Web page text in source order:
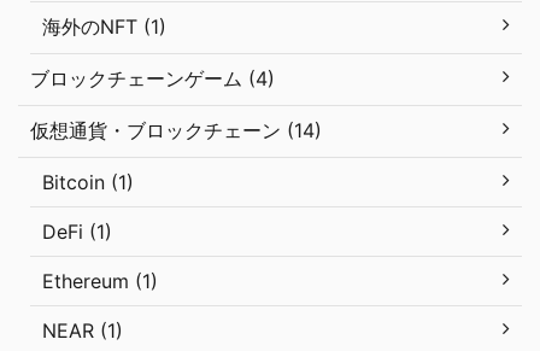
海外のNFT (1)
ブロックチェーンゲーム (4)
仮想通貨・ブロックチェーン (14)
Bitcoin (1)
DeFi (1)
Ethereum (1)
NEAR (1)